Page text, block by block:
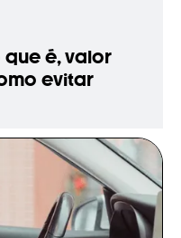
que é, valor
evitar